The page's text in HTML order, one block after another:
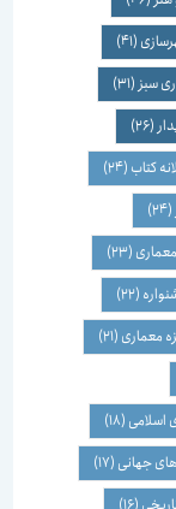
(41)
(31)
(26)
کتاب(24)
(23)
(22)
(21)
(18)
جهانی(17)